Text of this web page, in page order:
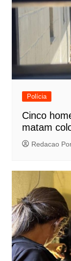
Polícia
Cinco
matam
Redacao